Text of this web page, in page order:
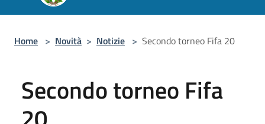
Home > Novità > Notizie > Secondo torneo Fifa 20
Secondo torneo Fifa